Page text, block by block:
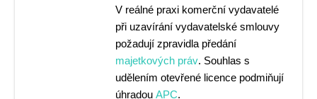
V reálné praxi komerční vydavatelé
při uzavírání vydavatelské smlouvy
požadují zpravidla předání
majetkových práv. Souhlas s
udělením otevřené licence podmiňují
úhradou APC.